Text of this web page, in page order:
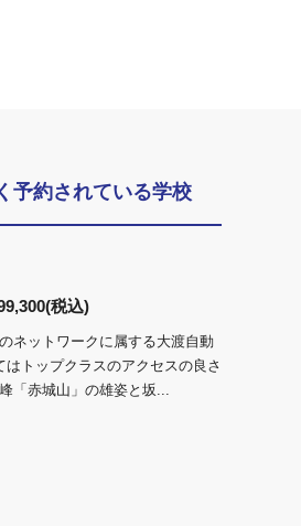
予約されている学校
税込)
ネットワークに属する大渡自動
トップクラスのアクセスの良さ
「赤城山」の雄姿と坂...